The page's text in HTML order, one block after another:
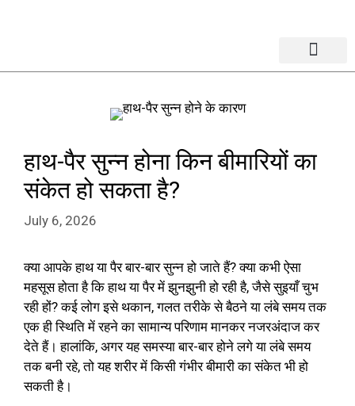
हाथ-पैर सुन्न होना किन बीमारियों का
संकेत हो सकता है?
July 6, 2026
क्या आपके हाथ या पैर बार-बार सुन्न हो जाते हैं? क्या कभी ऐसा
महसूस होता है कि हाथ या पैर में झुनझुनी हो रही है, जैसे सुइयाँ चुभ
रही हों? कई लोग इसे थकान, गलत तरीके से बैठने या लंबे समय तक
एक ही स्थिति में रहने का सामान्य परिणाम मानकर नजरअंदाज कर
देते हैं। हालांकि, अगर यह समस्या बार-बार होने लगे या लंबे समय
तक बनी रहे, तो यह शरीर में किसी गंभीर बीमारी का संकेत भी हो
सकती है।